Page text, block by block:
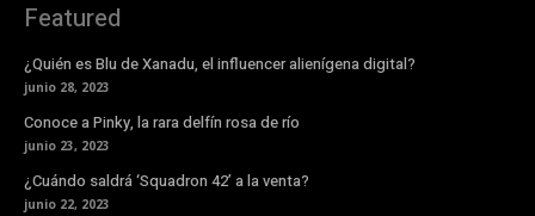
Featured
¿Quién es Blu de Xanadu, el influencer alienígena digital?
junio 28, 2023
Conoce a Pinky, la rara delfín rosa de río
junio 23, 2023
¿Cuándo saldrá ‘Squadron 42’ a la venta?
junio 22, 2023